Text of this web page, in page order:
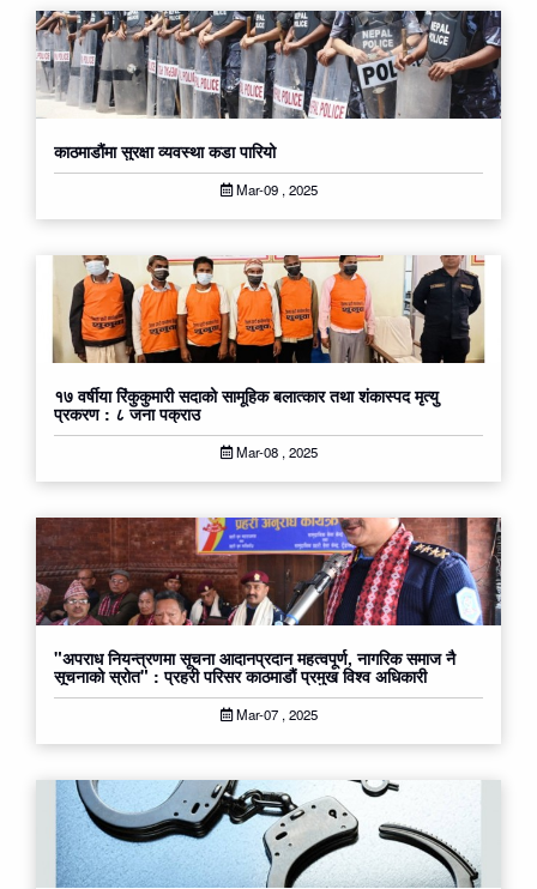
काठमाडौंमा सुरक्षा व्यवस्था कडा पारियो
Mar-09 , 2025
१७ वर्षीया रिंकुकुमारी सदाको सामूहिक बलात्कार तथा शंकास्पद मृत्यु
प्रकरण : ८ जना पक्राउ
Mar-08 , 2025
"अपराध नियन्त्रणमा सूचना आदानप्रदान महत्वपूर्ण, नागरिक समाज नै
सूचनाको स्रोत" : प्रहरी परिसर काठमाडौं प्रमुख विश्व अधिकारी
Mar-07 , 2025